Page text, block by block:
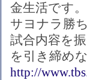
金生活です。
サヨナラ勝
試合内容を
を引き締め
http://